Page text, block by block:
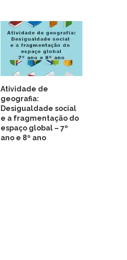
Atividade de
geografia:
Desigualdade social
e a fragmentação do
espaço global – 7º
ano e 8º ano